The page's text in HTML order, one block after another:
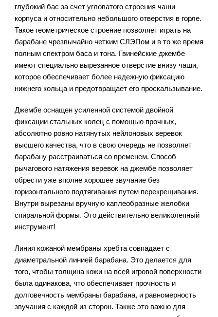
глубокий бас за счет угловатого строения чаши
корпуса и относительно небольшого отверстия в горле.
Такое геометрическое строение позволяет играть на
барабане чрезвычайно четким СЛЭПом и в то же время
полным спектром баса и тона. Гвинейские джембе
имеют специально вырезанное отверстие внизу чаши,
которое обеспечивает более надежную фиксацию
нижнего кольца и предотвращает его проскальзывание.
Джембе оснащен усиленной системой двойной
фиксации стальных колец с помощью прочных,
абсолютно ровно натянутых нейлоновых веревок
высшего качества, что в свою очередь не позволяет
барабану расстраиваться со временем. Способ
рычагового натяжения веревок на джембе позволяет
обрести уже вполне хорошее звучание без
горизонтального подтягивания путем перекрещивания.
Внутри вырезаны вручную каплеобразные желобки
спиральной формы. Это действительно великолепный
инструмент!
Линия кожаной мембраны хребта совпадает с
диаметральной линией барабана. Это делается для
того, чтобы толщина кожи на всей игровой поверхности
была одинакова, что обеспечивает прочность и
долговечность мембраны барабана, и равномерность
звучания с каждой из сторон. Также это важно для